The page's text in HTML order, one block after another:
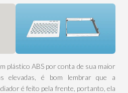
plástico ABS por conta de sua maior
elevadas, é bom lembrar que a
é feito pela frente, portanto, ela